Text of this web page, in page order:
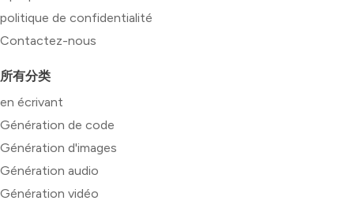
politique de confidentialité
Contactez-nous
所有分类
en écrivant
Génération de code
Génération d'images
Génération audio
Génération vidéo